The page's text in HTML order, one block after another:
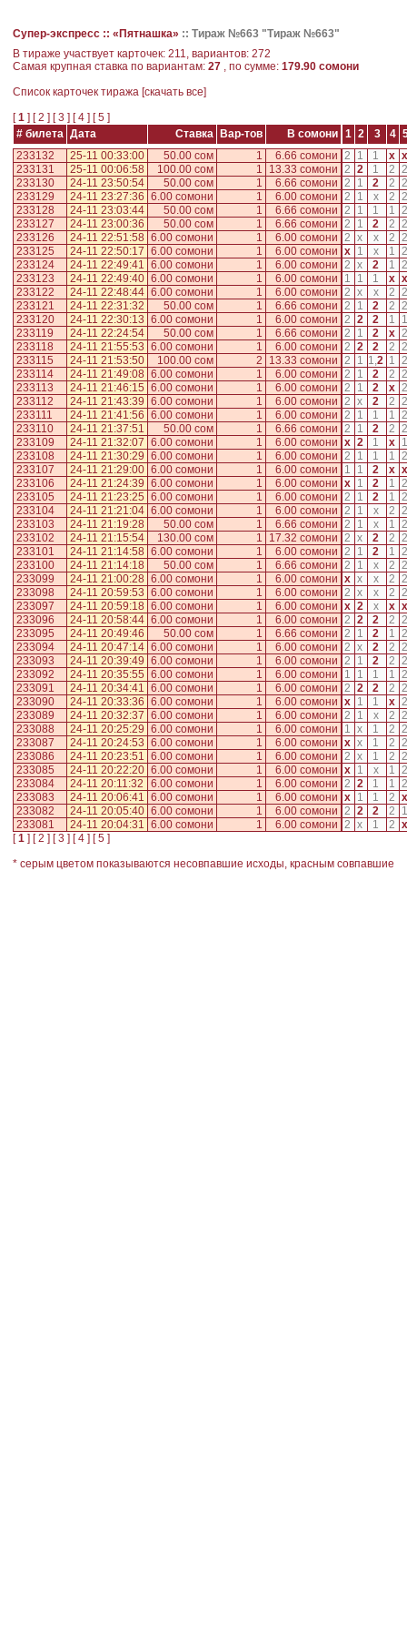
Супер-экспресс :: «Пятнашка» :: Тираж №663 "Тираж №663"
В тираже участвует карточек: 211, вариантов: 272
Самая крупная ставка по вариантам: 27 , по сумме: 179.90 сомони
Cписок карточек тиража [скачать все]
[1 ] [2 ] [3 ] [4 ] [5 ]
# билета Дата Ставка Вар-тов В сомони 1 2 3 4
233132
25-11 00:33:00 50.00 сом 1 6.66 сомони 2 1 1 x x
233131
25-11 00:06:58 100.00 сом 1 13.33 сомони 2 2 1 2 2
233130
24-11 23:50:54 50.00 сом 1 6.66 сомони 2 1 2 2 2
233129
24-11 23:27:36 6.00 сомони 1 6.00 сомони 2 1 x 2 2
233128
24-11 23:03:44 50.00 сом 1 6.66 сомони 2 1 1 1 2
233127
24-11 23:00:36 50.00 сом 1 6.66 сомони 2 1 2 2 2
233126
24-11 22:51:58 6.00 сомони 1 6.00 сомони 2 x x 2 2
233125
24-11 22:50:17 6.00 сомони 1 6.00 сомони x 1 x 1 2
233124
24-11 22:49:41 6.00 сомони 1 6.00 сомони 2 x 2 1 2
233123
24-11 22:49:40 6.00 сомони 1 6.00 сомони 1 1 1 x x
233122
24-11 22:48:44 6.00 сомони 1 6.00 сомони 2 x x 2 2
233121
24-11 22:31:32 50.00 сом 1 6.66 сомони 2 1 2 2 2
233120
24-11 22:30:13 6.00 сомони 1 6.00 сомони 2 2 2 1
1
233119
24-11 22:24:54 50.00 сом 1 6.66 сомони 2 1 2 x 2
233118
24-11 21:55:53 6.00 сомони 1 6.00 сомони 2 2 2 2 2
233115
24-11 21:53:50 100.00 сом 2 13.33 сомони 2 1 1,2 1 2
233114
24-11 21:49:08 6.00 сомони 1 6.00 сомони 2 1 2 2 2
233113
24-11 21:46:15 6.00 сомони 1 6.00 сомони 2 1 2 x 2
233112
24-11 21:43:39 6.00 сомони 1 6.00 сомони 2 x 2 2 2
233111
24-11 21:41:56 6.00 сомони 1 6.00 сомони 2 1 1 1 2
233110
24-11 21:37:51 50.00 сом 1 6.66 сомони 2 1 2 2 2
233109
24-11 21:32:07 6.00 сомони 1 6.00 сомони x 2 1 x
1
233108
24-11 21:30:29 6.00 сомони 1 6.00 сомони 2 1 1 1 2
233107
24-11 21:29:00 6.00 сомони 1 6.00 сомони 1 1 2 x x
233106
24-11 21:24:39 6.00 сомони 1 6.00 сомони x 1 2 1 2
233105
24-11 21:23:25 6.00 сомони 1 6.00 сомони 2 1 2 1 2
233104
24-11 21:21:04 6.00 сомони 1 6.00 сомони 2 1 x 2 2
233103
24-11 21:19:28 50.00 сом 1 6.66 сомони 2 1 x 1 2
233102
24-11 21:15:54 130.00 сом 1 17.32 сомони 2 x 2 2 2
233101
24-11 21:14:58 6.00 сомони 1 6.00 сомони 2 1 2 1 2
233100
24-11 21:14:18 50.00 сом 1 6.66 сомони 2 1 x 2 2
233099
24-11 21:00:28 6.00 сомони 1 6.00 сомони x x x 2 2
233098
24-11 20:59:53 6.00 сомони 1 6.00 сомони 2 x x 2 2
233097
24-11 20:59:18 6.00 сомони 1 6.00 сомони x 2 x x x
233096
24-11 20:58:44 6.00 сомони 1 6.00 сомони 2 2 2 2 2
233095
24-11 20:49:46 50.00 сом 1 6.66 сомони 2 1 2 1 2
233094
24-11 20:47:14 6.00 сомони 1 6.00 сомони 2 x 2 2 2
233093
24-11 20:39:49 6.00 сомони 1 6.00 сомони 2 1 2 2 2
233092
24-11 20:35:55 6.00 сомони 1 6.00 сомони 1 1 1 1 2
233091
24-11 20:34:41 6.00 сомони 1 6.00 сомони 2 2 2 2 2
233090
24-11 20:33:36 6.00 сомони 1 6.00 сомони x 1 1 x 2
233089
24-11 20:32:37 6.00 сомони 1 6.00 сомони 2 1 x 2 2
233088
24-11 20:25:29 6.00 сомони 1 6.00 сомони 1 x 1 2 2
233087
24-11 20:24:53 6.00 сомони 1 6.00 сомони x x 1 2 2
233086
24-11 20:23:51 6.00 сомони 1 6.00 сомони 2 x 1 2 2
233085
24-11 20:22:20 6.00 сомони 1 6.00 сомони x 1 x 1 2
233084
24-11 20:11:32 6.00 сомони 1 6.00 сомони 2 2 1 1 2
233083
24-11 20:06:41 6.00 сомони 1 6.00 сомони x 1 1 2 x
233082
24-11 20:05:40 6.00 сомони 1 6.00 сомони 2 2 2 2
1
233081
24-11 20:04:31 6.00 сомони 1 6.00 сомони 2 x 1 2 x
[1 ] [2 ] [3 ] [4 ] [5 ]
* серым цветом показываются несовпавшие исходы, красным совпавшие